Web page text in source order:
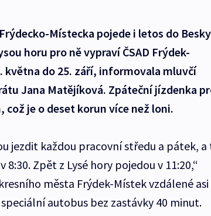
Místecka pojede i letos do
horu pro ně vypraví ČSAD Frýdek-
května do 25. září, informovala mluvčí
Jana Matějíková. Zpáteční jízdenka
což je o deset korun více než loni.
jezdit každou pracovní středu a pátek, a
8:30. Zpět z Lysé hory pojedou v 11:20,“
města Frýdek-Místek vzdálené asi
autobus bez zastávky 40 minut.